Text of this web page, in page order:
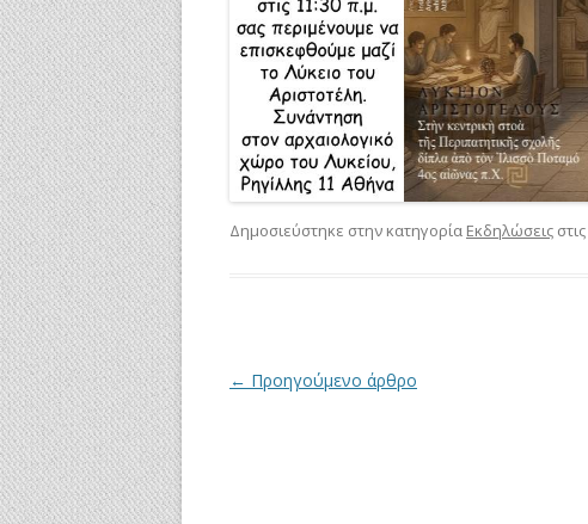
Δημοσιεύστηκε στην κατηγορία Εκδηλώσεις στις
Πλοήγηση
← Προηγούμενο άρθρο